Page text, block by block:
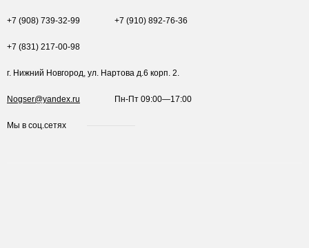
+7 (908) 739-32-99 +7 (910) 892-76-36
+7 (831) 217-00-98
г. Нижний Новгород, ул. Нартова д.6 корп. 2.
Nogser@yandex.ru Пн-Пт 09:00—17:00
Мы в соц.сетях